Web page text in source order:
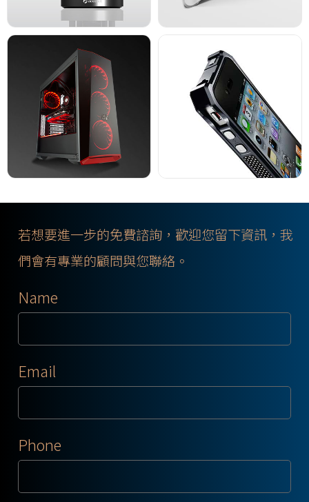
若想要進一步的免費諮詢，歡迎您留下資訊，我
們會有專業的顧問與您聯絡。
Name
Email
Phone